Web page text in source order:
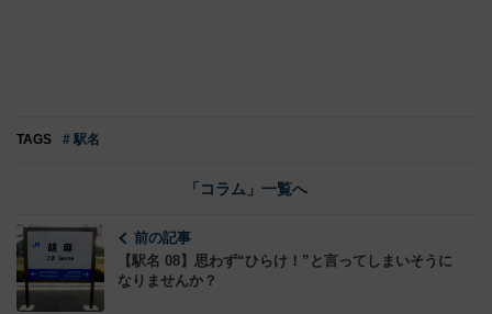
TAGS # 駅名
「コラム」一覧へ
前の記事
【駅名 08】思わず“ひらけ！”と言ってしまいそうに
なりませんか？